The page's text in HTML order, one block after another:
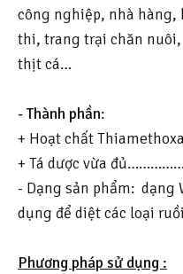
công nghiệp, nhà hàng,
thi, trang trại chăn nuôi,
thịt cá…
- Thành phần:
+ Hoạt chất
+ Tá dược vừa
- Dạng sản phẩm: dạng
dụng để diệt các loại
Phương pháp sử dụng :